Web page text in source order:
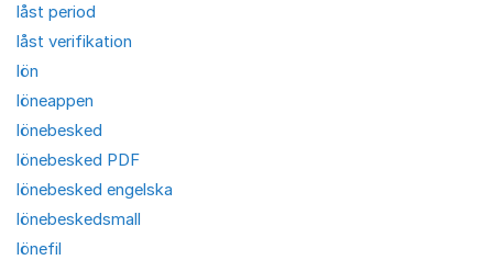
låst period
låst verifikation
lön
löneappen
lönebesked
lönebesked PDF
lönebesked engelska
lönebeskedsmall
lönefil